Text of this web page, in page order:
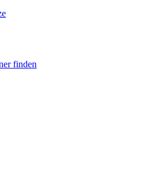
finden